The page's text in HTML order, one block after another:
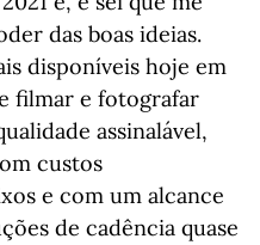
das boas ideias.
disponíveis hoje em
filmar e fotografar
assinalável,
custos
e com um alcance
de cadência quase